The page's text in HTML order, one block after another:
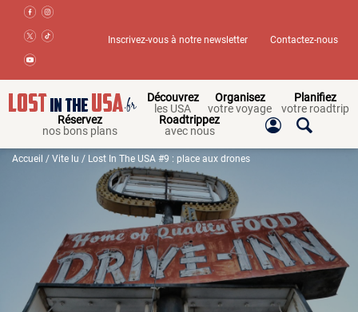
Inscrivez-vous à notre newsletter Contactez-nous
Découvrez
les USA
Organisez
votre voyage
Planifiez
votre roadtrip
Réservez
nos bons plans
Roadtrippez
avec nous
Accueil / Vite lu / Lost In The USA #9 : place aux drones